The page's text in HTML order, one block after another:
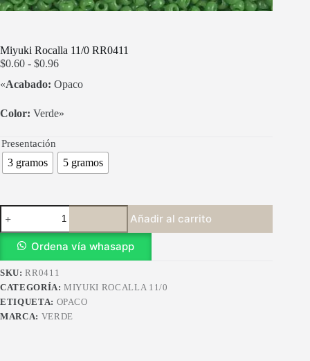
Miyuki Rocalla 11/0 RR0411
$0.60 - $0.96Rango
precios:
$0.60
«Acabado: Opaco
Color: Verde»
Presentación
3 gramos 5 gramos
Miyuki
Rocalla
11/0
RR0411
Añadir al carrito
Ordena vía whasapp
SKU:RR0411
CATEGORÍA:MIYUKI ROCALLA 11/0
ETIQUETA: OPACO
MARCA: VERDE